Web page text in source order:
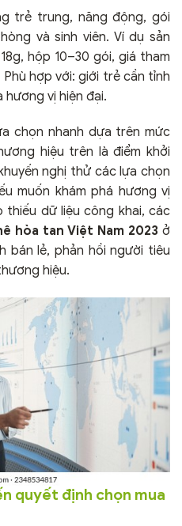
trẻ trung, năng động, gói
và sinh viên. Ví dụ sản
hộp 10–30 gói, giá tham
hợp với: giới trẻ cần tỉnh
hương vị hiện đại.
chọn nhanh dựa trên mức
hiệu trên là điểm khởi
nghị thử các lựa chọn
muốn khám phá hương vị
dữ liệu công khai, các
hòa tan Việt Nam 2023 ở
bán lẻ, phản hồi người tiêu
hiệu.
quyết định chọn mua